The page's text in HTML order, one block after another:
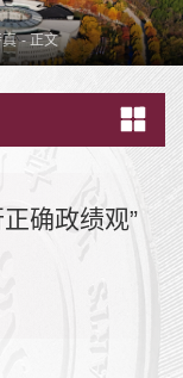
- 正文
确政绩观”